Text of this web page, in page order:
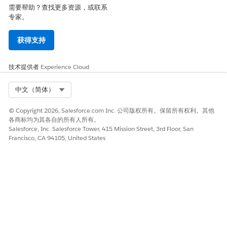
需要帮助？查找更多资源，或联系
专家。
获得支持
技术提供者 Experience Cloud
中文（简体）
© Copyright 2026, Salesforce.com Inc. 公司版权所有。保留所有权利。其他
各商标均为其各自的所有人所有。
Salesforce, Inc. Salesforce Tower, 415 Mission Street, 3rd Floor, San
Francisco, CA 94105, United States